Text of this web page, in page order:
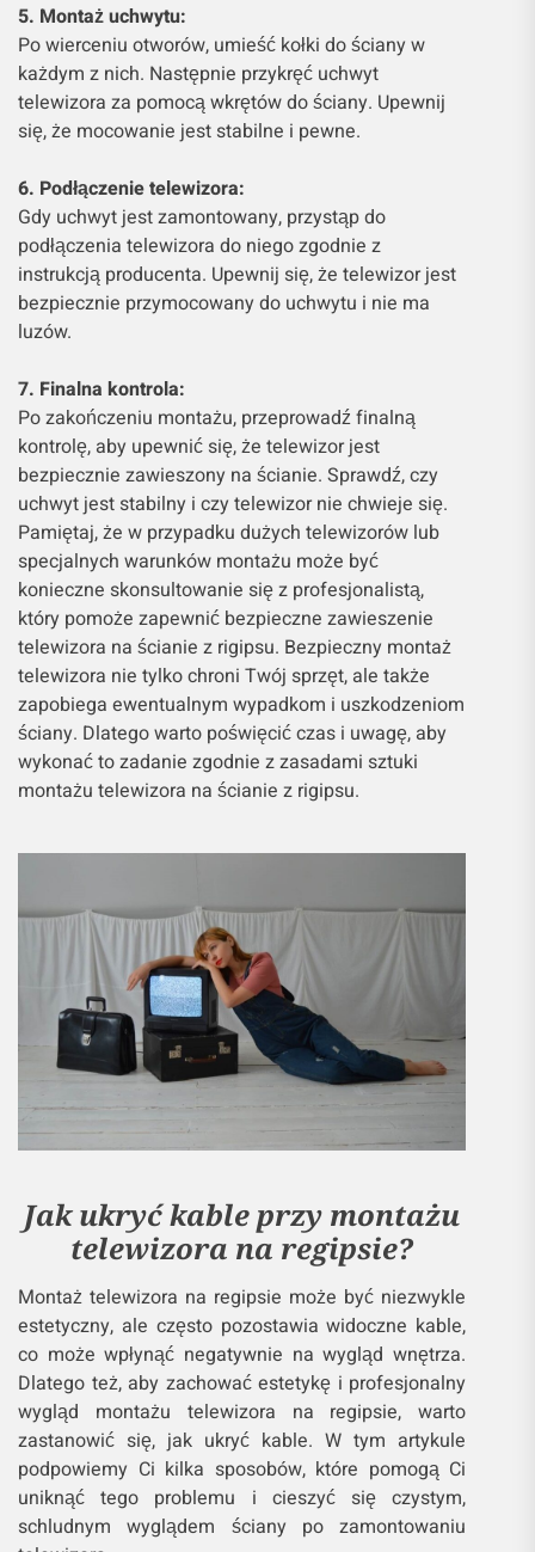
5. Montaż uchwytu:
Po wierceniu otworów, umieść kołki do ściany w
każdym z nich. Następnie przykręć uchwyt
telewizora za pomocą wkrętów do ściany. Upewnij
się, że mocowanie jest stabilne i pewne.
6. Podłączenie telewizora:
Gdy uchwyt jest zamontowany, przystąp do
podłączenia telewizora do niego zgodnie z
instrukcją producenta. Upewnij się, że telewizor jest
bezpiecznie przymocowany do uchwytu i nie ma
luzów.
7. Finalna kontrola:
Po zakończeniu montażu, przeprowadź finalną
kontrolę, aby upewnić się, że telewizor jest
bezpiecznie zawieszony na ścianie. Sprawdź, czy
uchwyt jest stabilny i czy telewizor nie chwieje się.
Pamiętaj, że w przypadku dużych telewizorów lub
specjalnych warunków montażu może być
konieczne skonsultowanie się z profesjonalistą,
który pomoże zapewnić bezpieczne zawieszenie
telewizora na ścianie z rigipsu. Bezpieczny montaż
telewizora nie tylko chroni Twój sprzęt, ale także
zapobiega ewentualnym wypadkom i uszkodzeniom
ściany. Dlatego warto poświęcić czas i uwagę, aby
wykonać to zadanie zgodnie z zasadami sztuki
montażu telewizora na ścianie z rigipsu.
Jak ukryć kable przy montażu
telewizora na regipsie?
Montaż telewizora na regipsie może być niezwykle
estetyczny, ale często pozostawia widoczne kable,
co może wpłynąć negatywnie na wygląd wnętrza.
Dlatego też, aby zachować estetykę i profesjonalny
wygląd montażu telewizora na regipsie, warto
zastanowić się, jak ukryć kable. W tym artykule
podpowiemy Ci kilka sposobów, które pomogą Ci
uniknąć tego problemu i cieszyć się czystym,
schludnym wyglądem ściany po zamontowaniu